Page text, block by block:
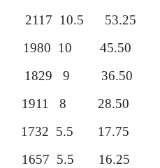
10.5 53.25
1980 10 45.50
1829 9 36.50
1911 8 28.50
1732 5.5 17.75
1657 5.5 16.25